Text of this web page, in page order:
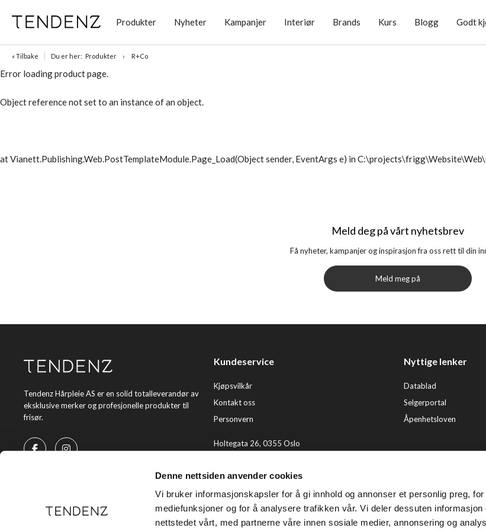
Denne nettsiden anvender cookies
Vi bruker informasjonskapsler for å gi innhold og annonser et personlig preg,
mediefunksjoner og for å analysere trafikken vår. Vi deler dessuten
nettstedet vårt, med partnerne våre innen sosiale medier, annonsering og
Produkter Nyheter Kampanjer Interiør Brands Kurs Blogg Godt
« Tilbake Du er her: Produkter R+Co
Error loading product page.
Object reference not set to an instance of an object.
at Vianett.Publishing.Web.PostTemplateModule.Page_Load(Object sender, EventArgs e) in
Meld deg på vårt nyhetsbrev
Få nyheter, kampanjer og inspirasjon fra oss rett til din
Meld meg på
Tendenz Hårpleie AS er en solid totalleverandør av
eksklusive merker og profesjonelle produkter til
frisør.
Kundeservice
Kjøpsvilkår
Kontakt oss
Personvern
Holtegata 26, 0355 Oslo
E-post:kundeservice@tendenz.net
Nyttige lenker
Datablad
Selgerportal
Åpenhetsloven